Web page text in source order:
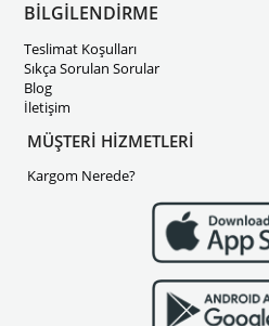
BİLGİLENDİRME
Teslimat Koşulları
Sıkça Sorulan Sorular
Blog
İletişim
MÜŞTERİ HİZMETLERİ
Kargom Nerede?